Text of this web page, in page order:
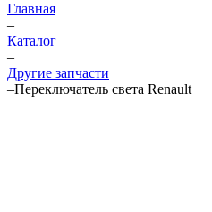
Главная
–
Каталог
–
Другие запчасти
–Переключатель света Renault